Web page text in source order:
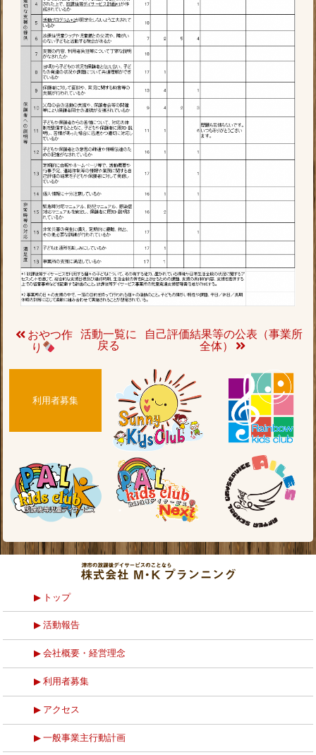
おやつ作
り
活動一覧に
戻る
自己評価結果等の公表（事業所
全体）
利用者募集
トップ
活動報告
会社概要・経営理念
利用者募集
アクセス
一般事業主行動計画